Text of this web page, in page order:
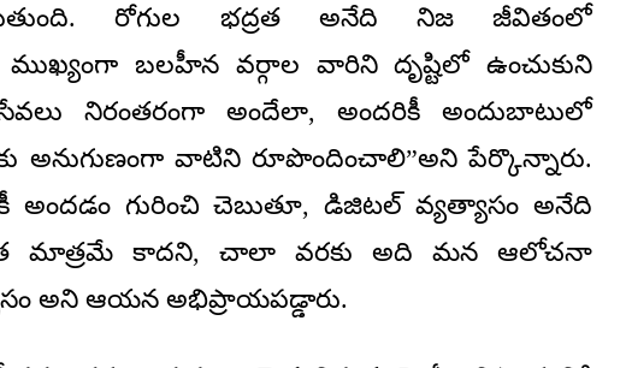
రోగుల భద్రత అనేది నిజ జీవితంలో
బలహీన వర్గాల వారిని దృష్టిలో ఉంచుకుని
నిరంతరంగా అందేలా, అందరికీ అందుబాటులో
అనుగుణంగా వాటిని రూపొందించాలి”అని పేర్కొన్నారు.
అందడం గురించి చెబుతూ, డిజిటల్ వ్యత్యాసం అనేది
మాత్రమే కాదని, చాలా వరకు అది మన ఆలోచనా
అని ఆయన అభిప్రాయపడ్డారు.